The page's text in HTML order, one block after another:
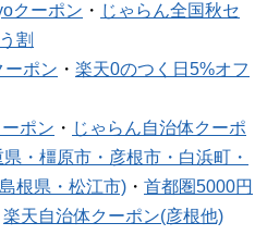
クーポン ・ じゃらん全国秋セ
割
ーポン ・ 楽天0のつく日5%オフ
ポン ・ じゃらん自治体クーポ
・橿原市・彦根市・白浜町・
根県・松江市) ・ 首都圏5000円
楽天自治体クーポン(彦根他)